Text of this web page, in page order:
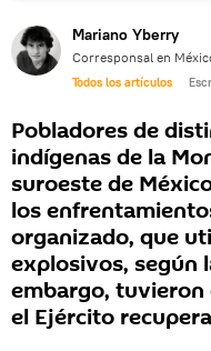
Mariano Yberry
Corresponsal en
Todos los artículos
Pobladores de
indígenas de la
suroeste de
los
organizado, que
explosivos, según
embargo, tuvieron
el Ejército